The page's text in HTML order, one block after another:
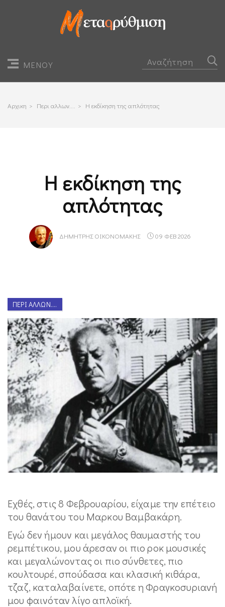
ΜΕΝΟΥ
Αρχικη > Περι αλλων.... > Η εκδίκηση της απλότητας
Η εκδίκηση της
απλότητας
ΔΗΜΉΤΡΗΣ ΟΙΚΟΝΟΜΆΚΗΣ 09 ΦΕΒ 2026
ΠΕΡΊ ΆΛΛΩΝ....
Εχθές, στις 8 Φεβρουαρίου, είχαμε την επέτειο
του θανάτου του Μαρκου Βαμβακάρη.
Εγώ δεν ήμουν και μεγάλος θαυμαστής του
ρεμπέτικου, μου άρεσαν οι πιο ροκ μουσικές
και μεγαλώνοντας οι πιο σύνθετες, πιο
κουλτουρέ, σπούδασα και κλασική κιθάρα,
τζαζ, καταλαβαίνετε, οπότε η Φραγκοσυριανή
μου φαινόταν λίγο απλοϊκή.